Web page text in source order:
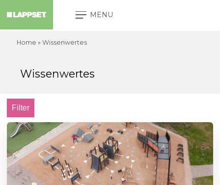
MENU
Home »Wissenwertes
Wissenwertes
Filter